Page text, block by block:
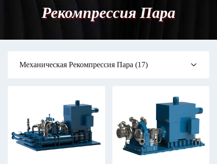
Рекомпрессия Пара
Механическая Рекомпрессия Пара (17)